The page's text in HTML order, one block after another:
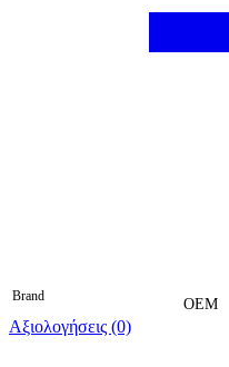
Brand OEM
Αξιολογήσεις (0)